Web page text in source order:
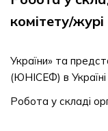
комітету/журі
України» та
(ЮНІСЕФ) в
Робота у складі